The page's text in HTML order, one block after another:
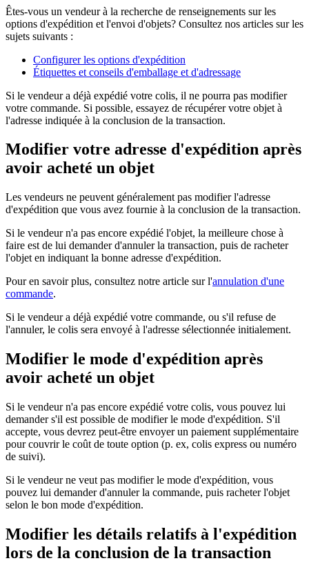
Êtes-vous un vendeur à la recherche de renseignements sur les
options d'expédition et l'envoi d'objets? Consultez nos articles sur les
sujets suivants :
Configurer les options d'expédition
Étiquettes et conseils d'emballage et d'adressage
Si le vendeur a déjà expédié votre colis, il ne pourra pas modifier
votre commande. Si possible, essayez de récupérer votre objet à
l'adresse indiquée à la conclusion de la transaction.
Modifier votre adresse d'expédition après
avoir acheté un objet
Les vendeurs ne peuvent généralement pas modifier l'adresse
d'expédition que vous avez fournie à la conclusion de la transaction.
Si le vendeur n'a pas encore expédié l'objet, la meilleure chose à
faire est de lui demander d'annuler la transaction, puis de racheter
l'objet en indiquant la bonne adresse d'expédition.
Pour en savoir plus, consultez notre article sur l'annulation d'une
commande.
Si le vendeur a déjà expédié votre commande, ou s'il refuse de
l'annuler, le colis sera envoyé à l'adresse sélectionnée initialement.
Modifier le mode d'expédition après
avoir acheté un objet
Si le vendeur n'a pas encore expédié votre colis, vous pouvez lui
demander s'il est possible de modifier le mode d'expédition. S'il
accepte, vous devrez peut-être envoyer un paiement supplémentaire
pour couvrir le coût de toute option (p. ex, colis express ou numéro
de suivi).
Si le vendeur ne veut pas modifier le mode d'expédition, vous
pouvez lui demander d'annuler la commande, puis racheter l'objet
selon le bon mode d'expédition.
Modifier les détails relatifs à l'expédition
lors de la conclusion de la transaction